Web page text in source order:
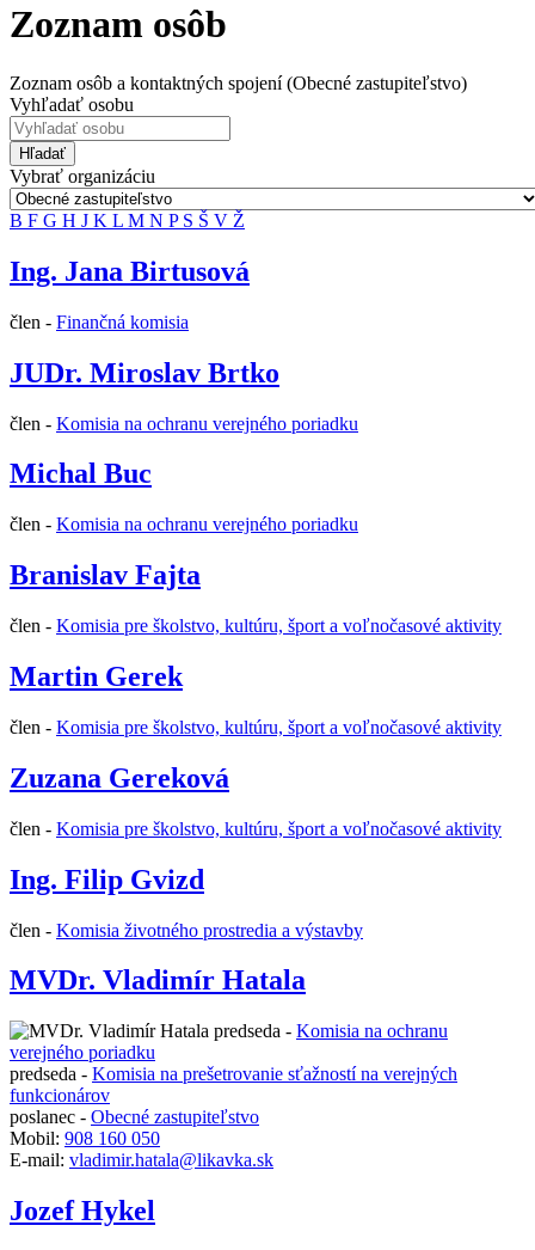
Zoznam osôb
Zoznam osôb a kontaktných spojení (Obecné zastupiteľstvo)
Vyhľadať osobu
Hľadať
Vybrať organizáciu
B F G H J K L M N P S Š V Ž
Ing. Jana Birtusová
člen - Finančná komisia
JUDr. Miroslav Brtko
člen - Komisia na ochranu verejného poriadku
Michal Buc
člen - Komisia na ochranu verejného poriadku
Branislav Fajta
člen - Komisia pre školstvo, kultúru, šport a voľnočasové aktivity
Martin Gerek
člen - Komisia pre školstvo, kultúru, šport a voľnočasové aktivity
Zuzana Gereková
člen - Komisia pre školstvo, kultúru, šport a voľnočasové aktivity
Ing. Filip Gvizd
člen - Komisia životného prostredia a výstavby
MVDr. Vladimír Hatala
predseda - Komisia na ochranu
verejného poriadku
predseda - Komisia na prešetrovanie sťažností na verejných
funkcionárov
poslanec - Obecné zastupiteľstvo
Mobil: 908 160 050
E-mail: vladimir.hatala@likavka.sk
Jozef Hykel